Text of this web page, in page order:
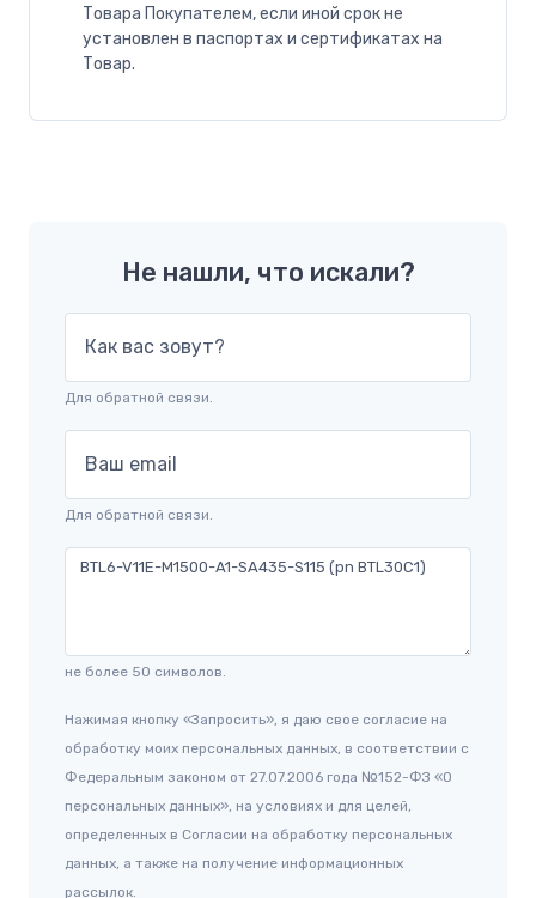
Товара Покупателем, если иной срок не
установлен в паспортах и сертификатах на
Товар.
Не нашли, что искали?
Как вас зовут?
Для обратной связи.
Ваш email
Для обратной связи.
не более 50 символов.
Нажимая кнопку «Запросить», я даю свое согласие на
обработку моих персональных данных, в соответствии с
Федеральным законом от 27.07.2006 года №152-ФЗ «О
персональных данных», на условиях и для целей,
определенных в Согласии на обработку персональных
данных, а также на получение информационных
рассылок.